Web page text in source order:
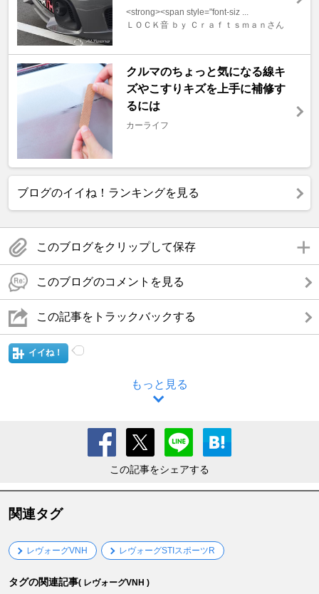
<strong><span style="font-siz ...
ＬＯＣＫ音 ｂｙ Ｃｒａｆｔｓｍａｎさん
クルマのちょっと気になる線キ
ズやこすりキズを上手に補修す
るには
カーライフ
ブログのイイね！ランキングを見る
このブログをクリップして保存
このブログのコメントを見る
この記事をトラックバックする
イイね！
もっと見る
この記事をシェアする
関連タグ
レヴォーグVNH レヴォーグSTIスポーツR
タグの関連記事( レヴォーグVNH )